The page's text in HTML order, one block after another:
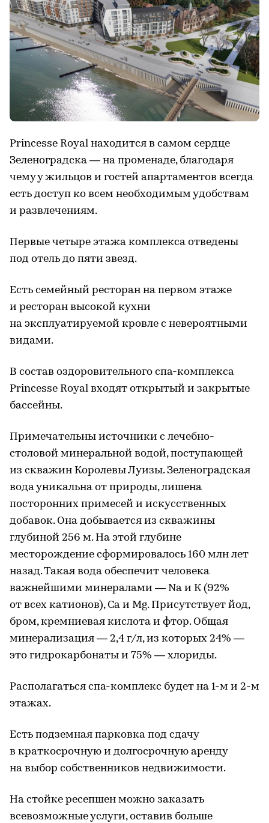
Princesse Royal находится в самом сердце
Зеленоградска — на променаде, благодаря
чему у жильцов и гостей апартаментов всегда
есть доступ ко всем необходимым удобствам
и развлечениям.
Первые четыре этажа комплекса отведены
под отель до пяти звезд.
Есть семейный ресторан на первом этаже
и ресторан высокой кухни
на эксплуатируемой кровле с невероятными
видами.
В состав оздоровительного спа-комплекса
Princesse Royal входят открытый и закрытые
бассейны.
Примечательны источники с лечебно-
столовой минеральной водой, поступающей
из скважин Королевы Луизы. Зеленоградская
вода уникальна от природы, лишена
посторонних примесей и искусственных
добавок. Она добывается из скважины
глубиной 256 м. На этой глубине
месторождение сформировалось 160 млн лет
назад. Такая вода обеспечит человека
важнейшими минералами — Na и К (92%
от всех катионов), Са и Мg. Присутствует йод,
бром, кремниевая кислота и фтор. Общая
минерализация — 2,4 г/л, из которых 24% —
это гидрокарбонаты и 75% — хлориды.
Располагаться спа-комплекс будет на 1-м и 2-м
этажах.
Есть подземная парковка под сдачу
в краткосрочную и долгосрочную аренду
на выбор собственников недвижимости.
На стойке ресепшен можно заказать
всевозможные услуги, оставив больше